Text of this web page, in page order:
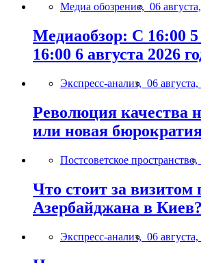
Медиа обозрение, 06
Медиаобзор: С 16:00 5
16:00 6 августа 2026
Экспресс-анализ, 06 августа,
Революция качества
или новая
Постсоветское пространство,
Что стоит за
Азербайджана в Киев?
Экспресс-анализ, 06